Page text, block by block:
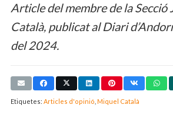
Article del membre de la Secció
Català, publicat al Diari
del 2024.
Etiquetes: Articles d'opinió Miquel Català